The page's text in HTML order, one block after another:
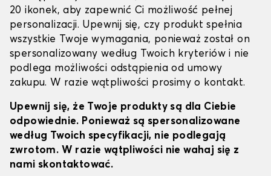
20 ikonek, aby zapewnić Ci możliwość pełnej
personalizacji. Upewnij się, czy produkt spełnia
wszystkie Twoje wymagania, ponieważ został on
spersonalizowany według Twoich kryteriów i nie
podlega możliwości odstąpienia od umowy
zakupu. W razie wątpliwości prosimy o kontakt.
Upewnij się, że Twoje produkty są dla Ciebie
odpowiednie. Ponieważ są spersonalizowane
według Twoich specyfikacji, nie podlegają
zwrotom. W razie wątpliwości nie wahaj się z
nami skontaktować.